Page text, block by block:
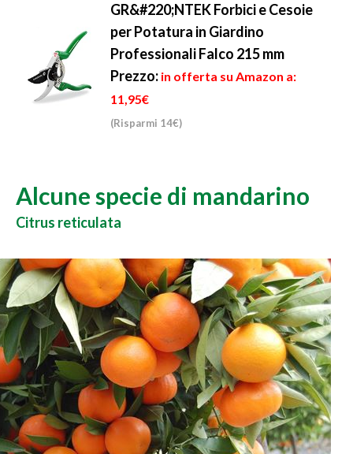
GR&#220;NTEK Forbici e Cesoie
per Potatura in Giardino
Professionali Falco 215 mm
Prezzo: in offerta su Amazon a:
11,95€
(Risparmi 14€)
Alcune specie di mandarino
Citrus reticulata